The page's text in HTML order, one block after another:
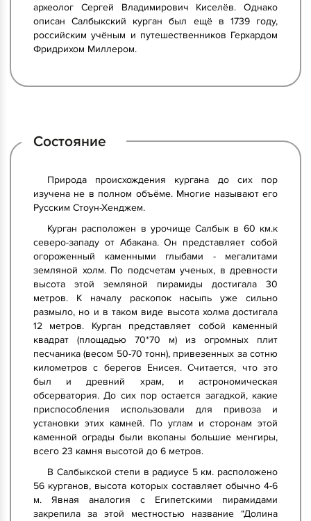
археолог Сергей Владимирович Киселёв. Однако
описан Салбыкский курган был ещё в 1739 году,
российским учёным и путешественников Герхардом
Фридрихом Миллером.
Состояние
Природа происхождения кургана до сих пор
изучена не в полном объёме. Многие называют его
Русским Стоун-Хенджем.
Курган расположен в урочище Салбык в 60 км.к
северо-западу от Абакана. Он представляет собой
огороженный каменными глыбами - мегалитами
земляной холм. По подсчетам ученых, в древности
высота этой земляной пирамиды достигала 30
метров. К началу раскопок насыпь уже сильно
размыло, но и в таком виде высота холма достигала
12 метров. Курган представляет собой каменный
квадрат (площадью 70*70 м) из огромных плит
песчаника (весом 50-70 тонн), привезенных за сотню
километров с берегов Енисея. Считается, что это
был и древний храм, и астрономическая
обсерватория. До сих пор остается загадкой, какие
приспособления использовали для привоза и
установки этих камней. По углам и сторонам этой
каменной ограды были вкопаны большие менгиры,
всего 23 камня высотой до 6 метров.
В Салбыкской степи в радиусе 5 км. расположено
56 курганов, высота которых составляет обычно 4-6
м. Явная аналогия с Египетскими пирамидами
закрепила за этой местностью название “Долина